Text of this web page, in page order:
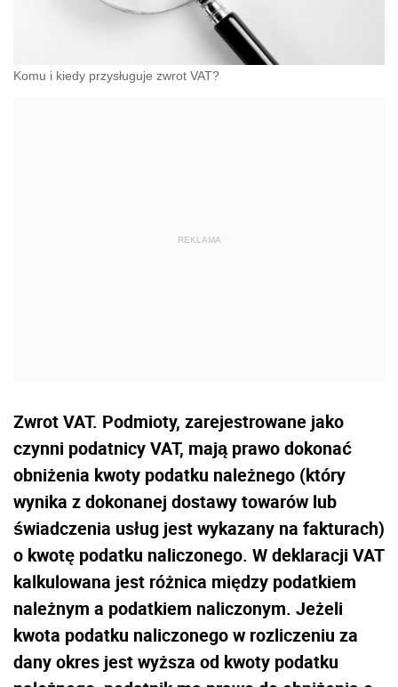
Komu i kiedy przysługuje zwrot VAT?
Zwrot VAT. Podmioty, zarejestrowane jako
czynni podatnicy VAT, mają prawo dokonać
obniżenia kwoty podatku należnego (który
wynika z dokonanej dostawy towarów lub
świadczenia usług jest wykazany na fakturach)
o kwotę podatku naliczonego. W deklaracji VAT
kalkulowana jest różnica między podatkiem
należnym a podatkiem naliczonym. Jeżeli
kwota podatku naliczonego w rozliczeniu za
dany okres jest wyższa od kwoty podatku